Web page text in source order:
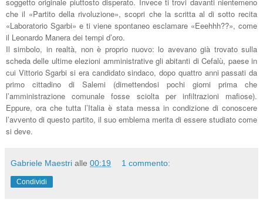
che il «Partito della rivoluzione», scopri che la scritta al di sotto recita
«Laboratorio Sgarbi» e ti viene spontaneo esclamare «Eeehhh??», come
il Leonardo Manera dei tempi d’oro.
Il simbolo, in realtà, non è proprio nuovo: lo avevano già trovato sulla
scheda delle ultime elezioni amministrative gli abitanti di Cefalù, paese in
cui Vittorio Sgarbi si era candidato sindaco, dopo quattro anni passati da
primo cittadino di Salemi (dimettendosi pochi giorni prima che
l’amministrazione comunale fosse sciolta per infiltrazioni mafiose).
Eppure, ora che tutta l’Italia è stata messa in condizione di conoscere
l’avvento di questo partito, il suo emblema merita di essere studiato come
si deve.
Gabriele Maestri alle 00:19 1 commento:
Condividi